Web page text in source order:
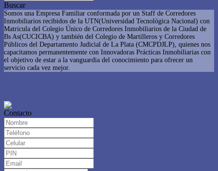
Buscar
Somos una Empresa Familiar conformada por un Staff de Corredores
Inmobiliarios recibidos de la UTN(Universidad Tecnológica Nacional) con
Matricula del Colegio Único de Corredores Inmobiliarios de la Ciudad de
Bs As(CUCICBA) y también del Colegio de Martilleros y Corredores
Públicos del Departamento Judicial de La Plata (CMCPDJLP), quienes nos
capacitamos permanentemente con Innovadoras Prácticas Inmobiliarias con
el objetivo de estar a la vanguardia del conocimiento para ofrecer un
servicio cada vez mejor.
Contacto